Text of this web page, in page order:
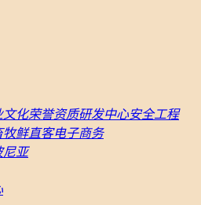
文化荣誉资质研发中心安全工程
牧鲜直客电子商务
尼亚